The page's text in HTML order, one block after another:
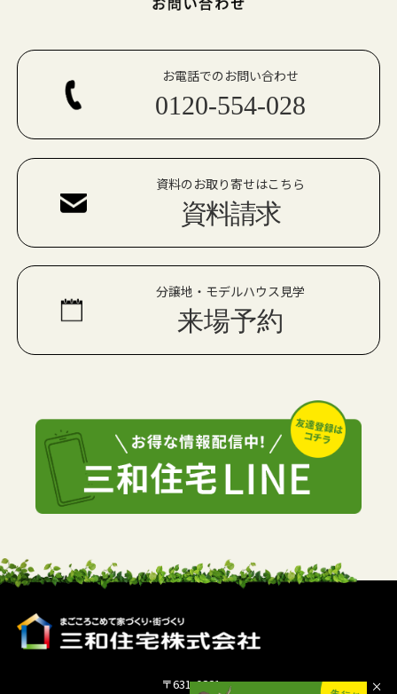
お電話でのお問い合わせ
0120-554-028
資料のお取り寄せはこちら
資料請求
分譲地・モデルハウス見学
来場予約
〒631-0821